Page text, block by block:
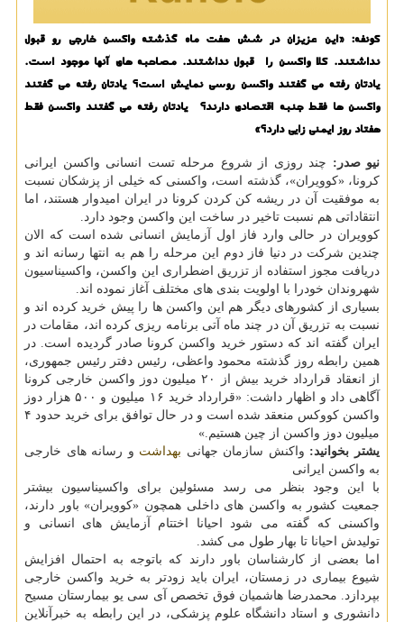
کونفه: «این عزیزان در شش هفت ماه گذشته واکسن خارجی رو قبول
نداشتند. کلا واکسن را قبول نداشتند. مصاحبه های آنها موجود است.
یادتان رفته می گفتند واکسن روسی نمایش است؟ یادتان رفته می گفتند
واکسن ها فقط جنبه اقتصادی دارند؟ یادتان رفته می گفتند واکسن فقط
هفتاد روز ایمنی زایی دارد؟»
نیو صدر: چند روزی از شروع مرحله تست انسانی واکسن ایرانی
کرونا، «کوویران»، گذشته است، واکسنی که خیلی از پزشکان نسبت
به موفقیت آن در ریشه کن کردن کرونا در ایران امیدوار هستند، اما
انتقاداتی هم نسبت تاخیر در ساخت این واکسن وجود دارد.
کوویران در حالی وارد فاز اول آزمایش انسانی شده است که الان
چندین شرکت در دنیا فاز دوم این مرحله را هم به انتها رسانه اند و
دریافت مجوز استفاده از تزریق اضطراری این واکسن، واکسیناسیون
شهروندان خودرا با اولویت بندی های مختلف آغاز نموده اند.
بسیاری از کشورهای دیگر هم این واکسن ها را پیش خرید کرده اند و
نسبت به تزریق آن در چند ماه آتی برنامه ریزی کرده اند، مقامات در
ایران گفته اند که دستور خرید واکسن کرونا صادر گردیده است. در
همین رابطه روز گذشته محمود واعظی، رئیس دفتر رئیس جمهوری،
از انعقاد قرارداد خرید بیش از ۲۰ میلیون دوز واکسن خارجی کرونا
آگاهی داد و اظهار داشت: «قرارداد خرید ۱۶ میلیون و ۵۰۰ هزار دوز
واکسن کووکس منعقد شده است و در حال توافق برای خرید حدود ۴
میلیون دوز واکسن از چین هستیم.»
یشتر بخوانید: واکنش سازمان جهانی بهداشت و رسانه های خارجی
به واکسن ایرانی
با این وجود بنظر می رسد مسئولین برای واکسیناسیون بیشتر
جمعیت کشور به واکسن های داخلی همچون «کوویران» باور دارند،
واکسنی که گفته می شود احیانا اختتام آزمایش های انسانی و
تولیدش احیانا تا بهار طول می کشد.
اما بعضی از کارشناسان باور دارند که باتوجه به احتمال افزایش
شیوع بیماری در زمستان، ایران باید زودتر به خرید واکسن خارجی
بپردازد. محمدرضا هاشمیان فوق تخصص آی سی یو بیمارستان مسیح
دانشوری و استاد دانشگاه علوم پزشکی، در این رابطه به خبرآنلاین